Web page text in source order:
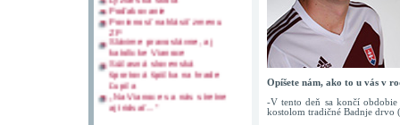
Lyžiarska škola
Poďakovanie
Povinnosť nahlásiť zmenu
ZP
Slávime pravoslávne, aj
katolícke Vianoce
Súčasná slovenská
športová špička na hrade
Ľupča
„Na Vianoce sa nás stretne
aj tridsať...“
Opíšete nám, ako to u vás v
-V tento deň sa končí
kostolom tradičné Badnje drvo